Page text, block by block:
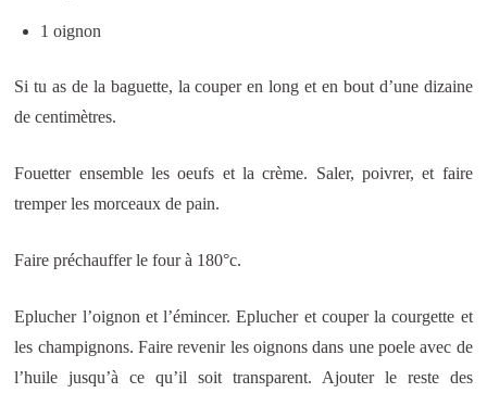
1 oignon
Si tu as de la baguette, la couper en long et en bout d’une dizaine
de centimètres.
Fouetter ensemble les oeufs et la crème. Saler, poivrer, et faire
tremper les morceaux de pain.
Faire préchauffer le four à 180°c.
Eplucher l’oignon et l’émincer. Eplucher et couper la courgette et
les champignons. Faire revenir les oignons dans une poele avec de
l’huile jusqu’à ce qu’il soit transparent. Ajouter le reste des